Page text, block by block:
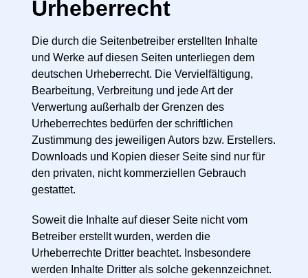
Urheberrecht
Die durch die Seitenbetreiber erstellten Inhalte
und Werke auf diesen Seiten unterliegen dem
deutschen Urheberrecht. Die Vervielfältigung,
Bearbeitung, Verbreitung und jede Art der
Verwertung außerhalb der Grenzen des
Urheberrechtes bedürfen der schriftlichen
Zustimmung des jeweiligen Autors bzw. Erstellers.
Downloads und Kopien dieser Seite sind nur für
den privaten, nicht kommerziellen Gebrauch
gestattet.
Soweit die Inhalte auf dieser Seite nicht vom
Betreiber erstellt wurden, werden die
Urheberrechte Dritter beachtet. Insbesondere
werden Inhalte Dritter als solche gekennzeichnet.